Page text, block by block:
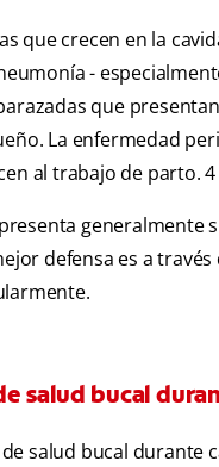
que crecen en la
-
que
La enfermedad
al trabajo de parto. 4
defensa es a
salud bucal
salud bucal durante